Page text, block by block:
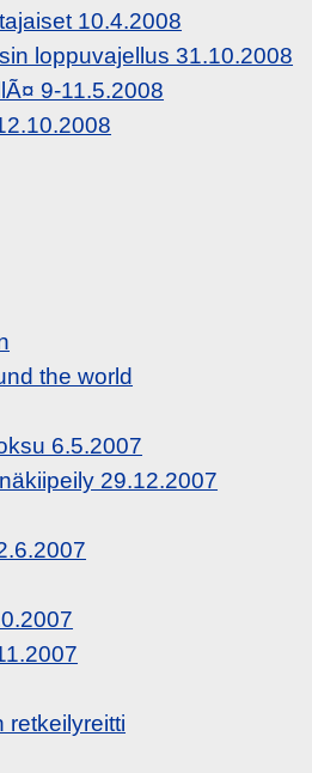
10.4.2008
loppuvajellus 31.10.2008
9-11.5.2008
the world
6.5.2007
29.12.2007
retkeilyreitti